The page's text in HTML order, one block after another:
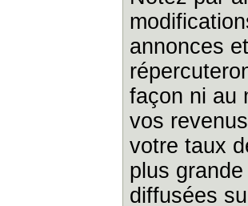
annonces
façon ni au
vos
votre taux
plus
diffusées